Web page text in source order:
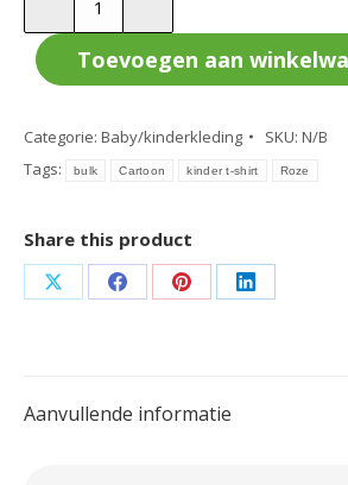
shirt
Roze
Bulk
aantal
Toevoegen aan
Categorie: Baby/kinderkleding SKU: N/B
Tags:
bulk Cartoon kinder t-shirt Roze
Share this product
Deel
Deel
Deel
Deel
Aanvullende informatie